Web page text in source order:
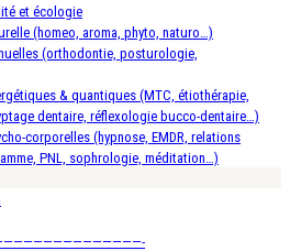
et écologie
(homeo, aroma, phyto, naturo…)
(orthodontie, posturologie,
& quantiques (MTC, étiothérapie,
dentaire, réflexologie bucco-dentaire…)
corporelles (hypnose, EMDR, relations
PNL, sophrologie, méditation…)